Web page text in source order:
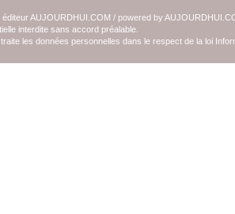
AUJOURDHUI.COM / powered by
interdite sans accord préalable.
les données personnelles dans le respect de la loi